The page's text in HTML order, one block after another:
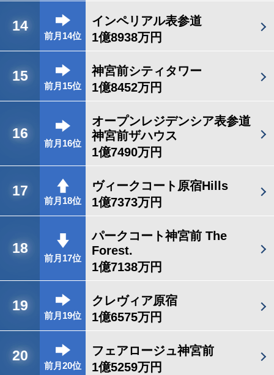
14
前月14位
インペリアル表参道
1億8938万円
15
前月15位
神宮前シティタワー
1億8452万円
16
前月16位
オープンレジデンシア表参道
神宮前ザハウス
1億7490万円
17
前月18位
ヴィークコート原宿Hills
1億7373万円
18
前月17位
パークコート神宮前 The
Forest.
1億7138万円
19
前月19位
クレヴィア原宿
1億6575万円
20
前月20位
フェアロージュ神宮前
1億5259万円